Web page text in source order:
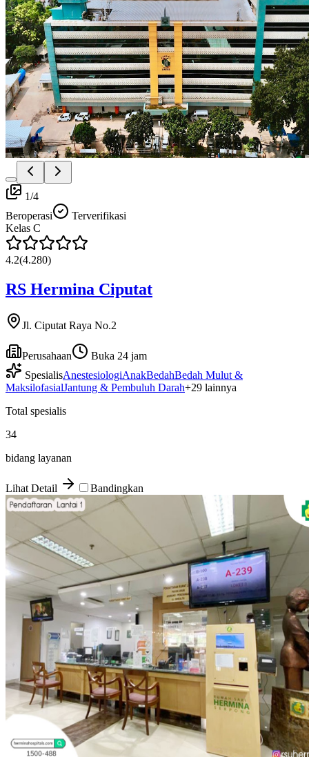
1/4
Beroperasi
Terverifikasi
Kelas C
4.2(4.280)
RS Hermina Ciputat
Jl. Ciputat Raya No.2
Perusahaan
Buka 24 jam
SpesialisAnestesiologiAnakBedahBedah Mulut &
MaksilofasialJantung & Pembuluh Darah+29 lainnya
Total spesialis
34
bidang layanan
Lihat Detail Bandingkan